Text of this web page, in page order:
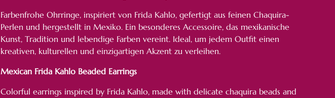
Farbenfrohe Ohrringe, inspiriert von Frida Kahlo, gefertigt aus feinen Chaquira-
Perlen und hergestellt in Mexiko. Ein besonderes Accessoire, das mexikanische
Kunst, Tradition und lebendige Farben vereint. Ideal, um jedem Outfit einen
kreativen, kulturellen und einzigartigen Akzent zu verleihen.
Mexican Frida Kahlo Beaded Earrings
Colorful earrings inspired by Frida Kahlo, made with delicate chaquira beads and